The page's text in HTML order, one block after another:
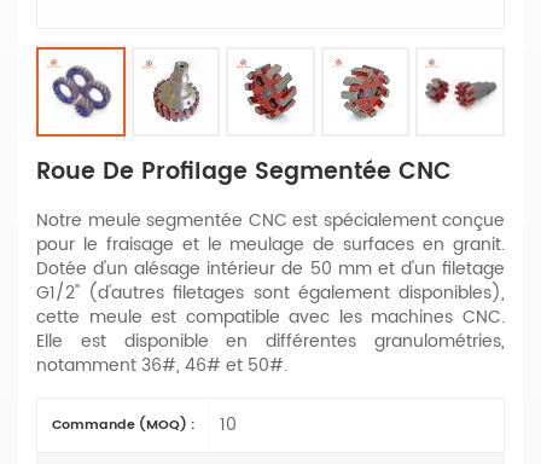
Roue De Profilage Segmentée CNC
Notre meule segmentée CNC est spécialement conçue
pour le fraisage et le meulage de surfaces en granit.
Dotée d'un alésage intérieur de 50 mm et d'un filetage
G1/2" (d'autres filetages sont également disponibles),
cette meule est compatible avec les machines CNC.
Elle est disponible en différentes granulométries,
notamment 36#, 46# et 50#.
Commande (MOQ) : 10